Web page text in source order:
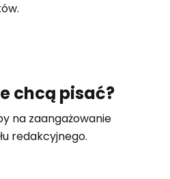
chcą pisać?
na zaangażowanie
redakcyjnego.